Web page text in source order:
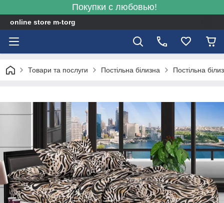
Покупки с любовью!
online store m-torg
Товари та послуги Постільна білизна Постільна